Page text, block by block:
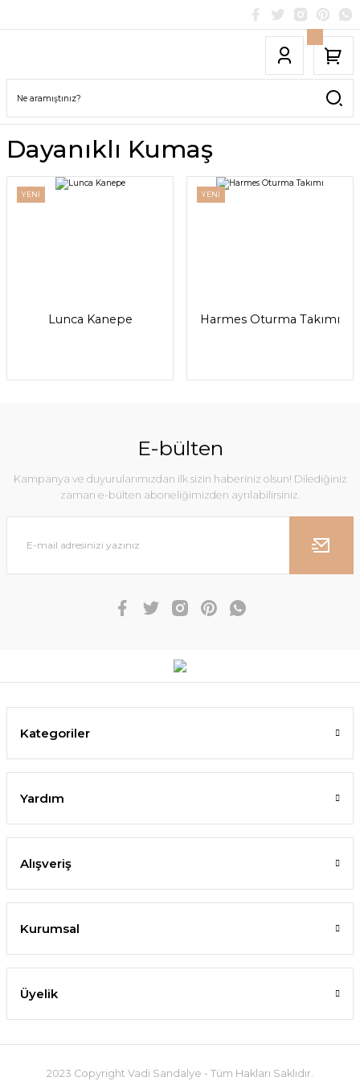
Dayanıklı Kumaş
YENİ
Lunca Kanepe
YENİ
Harmes Oturma Takımı
E-bülten
Kampanya ve duyurularımızdan ilk sizin haberiniz olsun! Dilediğiniz
zaman e-bülten aboneliğimizden ayrılabilirsiniz.
Kategoriler
Yardım
Alışveriş
Kurumsal
Üyelik
2023 Copyright Vadi Sandalye - Tüm Hakları Saklıdır.